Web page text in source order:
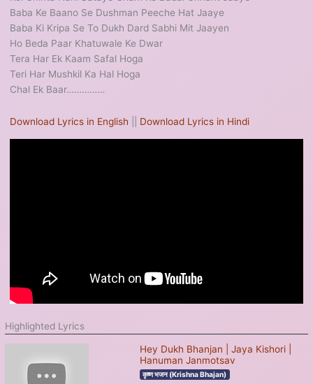
Baba Ke Baano Se Dushman Peeche Hat Jaaye
Baba Ki Kripa Se To Dukh Dard Sabhi Mit Jaayen
Ho Beda Paar Khatuwale Ke Dwar
Tera Har Ek Kaam Safal Hoga
Teri Har Mushkil Ka Hal Hoga
Chal Ek Baar……………
Download Lyrics in English Download Lyrics in Hindi
Highlighted Lyrics
Hey Dukh Bhanjan | Jaya Kishori |
Hanuman Janmotsav
कृष्ण भजन (Krishna Bhajan)